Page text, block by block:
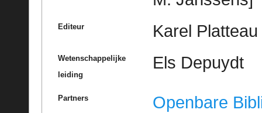
Editeur Karel Platteau
Wetenschappelijke
leiding
Els Depuydt
Partners
Openbare